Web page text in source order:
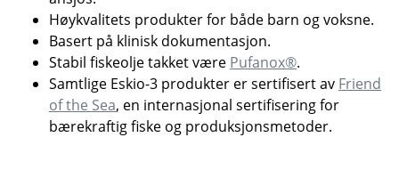
Høykvalitets produkter for både barn og voksne.
Basert på klinisk dokumentasjon.
Stabil fiskeolje takket være Pufanox®.
Samtlige Eskio-3 produkter er sertifisert av Friend
of the Sea, en internasjonal sertifisering for
bærekraftig fiske og produksjonsmetoder.